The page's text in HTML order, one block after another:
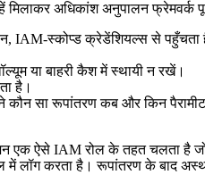
मिलाकर अधिकांश अनुपालन फ्रेमवर्क
IAM‑स्कोप्ड क्रेडेंशियल्स से पहुँचता
या बाहरी कैश में स्थायी न रखें।
है।
सा रूपांतरण कब और किन
एक ऐसे IAM रोल के तहत चलता है
लॉग करता है। रूपांतरण के बाद